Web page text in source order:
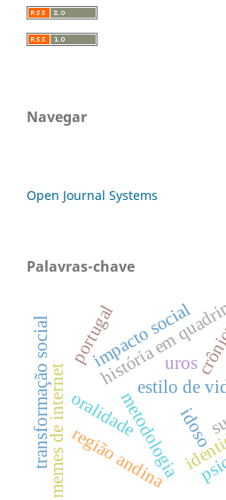
Navegar
Open Journal Systems
Palavras-chave
idoso
história em
metodologia
oralidade
estilo de
impacto social
memes de internet
uros
região andina
transformação social portugal